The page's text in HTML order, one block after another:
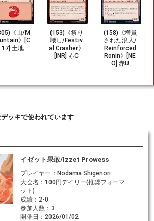
《山/M
》[C
17] 土地
(153)《祭り
壊し/Festiv
al Crasher》
[INR] 赤C
(158)《増員
された浪人/
Reinforced
Ronin》[NE
O] 赤U
ッキで使われています
イゼット果敢/Izzet Prowess
プレイヤー： Nodama Shigenori
大会名： 100円デイリー(推奨フォーマ
ット)
成績： 2-0
参加人数： 3
開催日： 2026/01/02